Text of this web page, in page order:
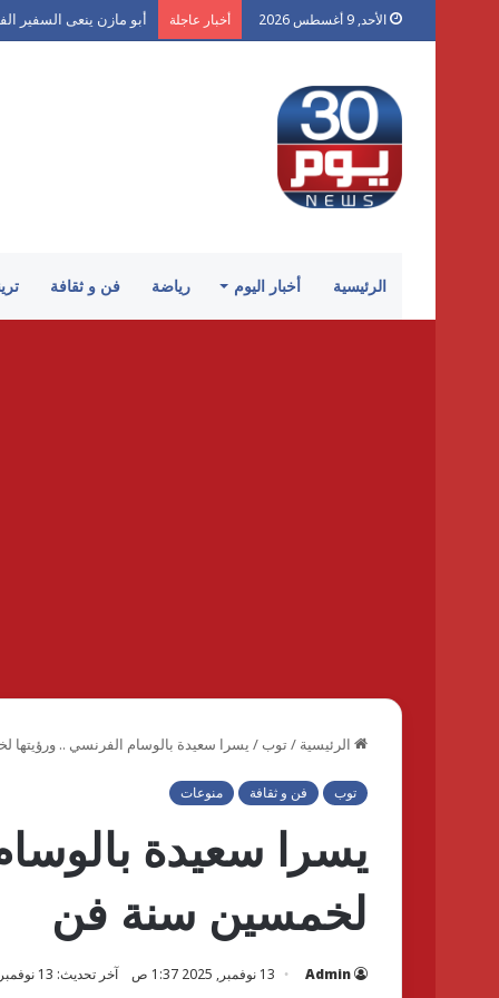
الأحد, 9 أغسطس 2026 أخبار عاجلة أبو مازن ينعى السفير
الرئيسية أخبار اليوم رياضة فن و ثقافة
الرئيسية /توب / يسرا سعيدة بالوسام الفرنسي ..
توب فن و ثقافة منوعات
يسرا سعيدة
لخمسين سنة فن
Admin 13 نوفمبر, 2025 1:37 ص آخر تحديث: 13 نوفمبر, 2025 1:37 ص